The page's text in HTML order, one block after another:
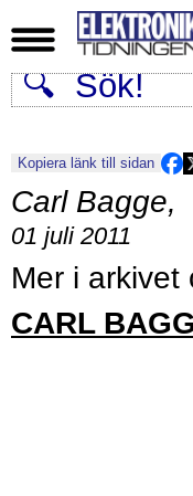
Kopiera länk till sidan
Carl Bagge,
01 juli 2011
CARL